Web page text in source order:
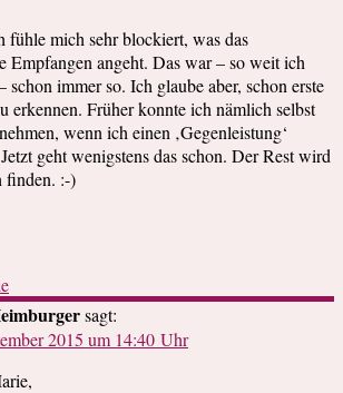
fühle mich sehr blockiert, was das
Empfangen angeht. Das war – so weit ich
schon immer so. Ich glaube aber, schon erste
erkennen. Früher konnte ich nämlich selbst
wenn ich einen ‚Gegenleistung‘
geht wenigstens das schon. Der Rest wird
finden. :-)
sagt:
2015 um 14:40 Uhr